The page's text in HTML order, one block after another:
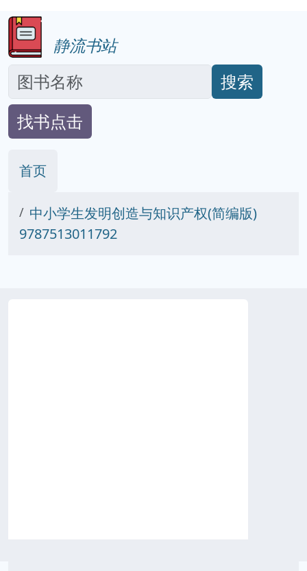
静流书站
搜索
找书点击
首页
中小学生发明创造与知识产权(简编版)
9787513011792